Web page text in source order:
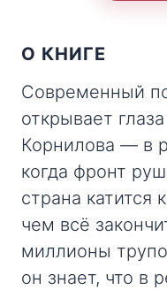
О КНИГЕ
Современный
открывает
Корнилова — в
когда фронт
страна катится
чем всё
миллионы
он знает, что в